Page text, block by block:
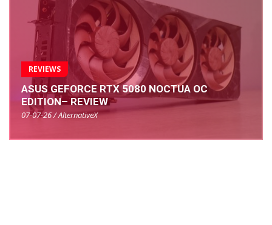
REVIEWS
ASUS GEFORCE RTX 5080 NOCTUA OC
EDITION– REVIEW
07-07-26 / AlternativeX